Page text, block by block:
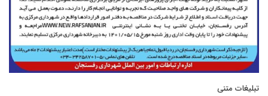
تبلیغات متنی